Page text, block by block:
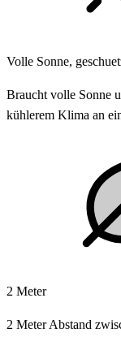
Volle Sonne,
Braucht volle Sonne
kühlerem Klima an
2 Meter
2 Meter Abstand